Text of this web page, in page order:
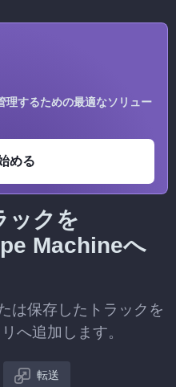
理するための最適なソリュー
める
ックを
Machineへ
は保存したトラックを
へ追加します。
転送